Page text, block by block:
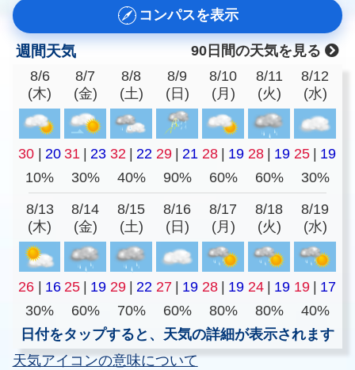
コンパスを表示
週間天気
90日間の天気を見る
8/6
(木)
8/7
(金)
8/8
(土)
8/9
(日)
8/10
(月)
8/11
(火)
8/12
(水)
30 | 20 31 | 23 32 | 22 29 | 21 28 | 19 28 | 19 25 | 19
10%
30% 40% 90% 60% 60% 30%
8/13
(木)
8/14
(金)
8/15
(土)
8/16
(日)
8/17
(月)
8/18
(火)
8/19
(水)
26 | 16 25 | 19 29 | 22 27 | 19 28 | 19 24 | 19 19 | 17
30%
60% 70% 60% 80% 80%
40%
日付をタップすると、天気の詳細が表示されます
天気アイコンの意味について